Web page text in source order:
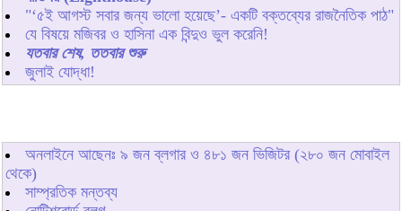
"‘৫ই আগস্ট সবার জন্য ভালো হয়েছে’- একটি বক্তব্যের রাজনৈতিক পাঠ"
যে বিষয়ে মজিবর ও হাসিনা এক বিন্দুও ভুল করেনি!
যতবার শেষ, ততবার শুরু
জুলাই যোদ্ধা!
অনলাইনে আছেনঃ ৯ জন ব্লগার ও ৪৮১ জন ভিজিটর (২৮০ জন মোবাইল
থেকে)
সাম্প্রতিক মন্তব্য